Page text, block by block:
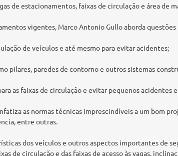
de estacionamentos, faixas de circulação e área de
vigentes, Marco Antonio Gullo aborda questões
de veículos e até mesmo para evitar acidentes;
pilares, paredes de contorno e outros sistemas
as faixas de circulação e evitar pequenos
as normas técnicas imprescindíveis a um bom
entre outras.
dos veículos e outros aspectos importantes
de circulação e das faixas de acesso às vagas,